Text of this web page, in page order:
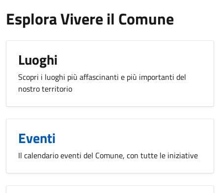
Esplora Vivere il Comune
Luoghi
Scopri i luoghi più affascinanti e più importanti del
nostro territorio
Eventi
Il calendario eventi del Comune, con tutte le iniziative